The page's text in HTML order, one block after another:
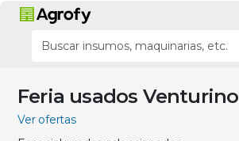
Feria usados Venturino
Ver ofertas